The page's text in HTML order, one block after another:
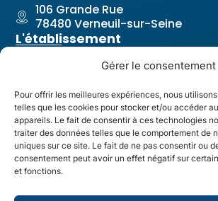
Gérer le consentement
Pour offrir les meilleures expériences, nous
telles que les cookies pour stocker et/ou accéder
appareils. Le fait de consentir à ces technologies
traiter des données telles que le comportement de
uniques sur ce site. Le fait de ne pas consentir ou
consentement peut avoir un effet négatif sur
et fonctions.
106 Grande Rue
78480 Verneuil-sur-Seine
L'établissement
Notre projet pastoral
Nos équipes
Revue de l'établissement
Liens utiles
Contact & Accès
Restauration